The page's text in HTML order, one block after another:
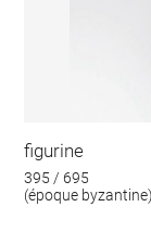
figurine
395 / 695
(époque byzantine)